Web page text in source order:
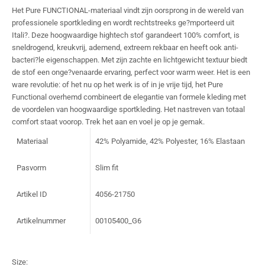
Het Pure FUNCTIONAL-materiaal vindt zijn oorsprong in de wereld van
professionele sportkleding en wordt rechtstreeks ge?mporteerd uit
Itali?. Deze hoogwaardige hightech stof garandeert 100% comfort, is
sneldrogend, kreukvrij, ademend, extreem rekbaar en heeft ook anti-
bacteri?le eigenschappen. Met zijn zachte en lichtgewicht textuur biedt
de stof een onge?venaarde ervaring, perfect voor warm weer. Het is een
ware revolutie: of het nu op het werk is of in je vrije tijd, het Pure
Functional overhemd combineert de elegantie van formele kleding met
de voordelen van hoogwaardige sportkleding. Het nastreven van totaal
comfort staat voorop. Trek het aan en voel je op je gemak.
Materiaal 42% Polyamide, 42% Polyester, 16% Elastaan
Pasvorm Slim fit
Artikel ID 4056-21750
Artikelnummer 00105400_G6
Size: